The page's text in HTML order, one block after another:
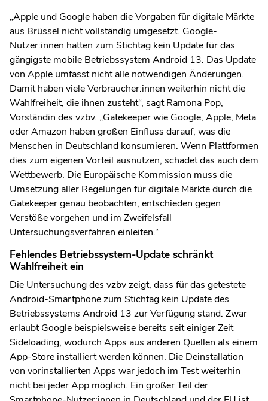
„Apple und Google haben die Vorgaben für digitale Märkte
aus Brüssel nicht vollständig umgesetzt. Google-
Nutzer:innen hatten zum Stichtag kein Update für das
gängigste mobile Betriebssystem Android 13. Das Update
von Apple umfasst nicht alle notwendigen Änderungen.
Damit haben viele Verbraucher:innen weiterhin nicht die
Wahlfreiheit, die ihnen zusteht“, sagt Ramona Pop,
Vorständin des vzbv. „Gatekeeper wie Google, Apple, Meta
oder Amazon haben großen Einfluss darauf, was die
Menschen in Deutschland konsumieren. Wenn Plattformen
dies zum eigenen Vorteil ausnutzen, schadet das auch dem
Wettbewerb. Die Europäische Kommission muss die
Umsetzung aller Regelungen für digitale Märkte durch die
Gatekeeper genau beobachten, entschieden gegen
Verstöße vorgehen und im Zweifelsfall
Untersuchungsverfahren einleiten.“
Fehlendes Betriebssystem-Update schränkt
Wahlfreiheit ein
Die Untersuchung des vzbv zeigt, dass für das getestete
Android-Smartphone zum Stichtag kein Update des
Betriebssystems Android 13 zur Verfügung stand. Zwar
erlaubt Google beispielsweise bereits seit einiger Zeit
Sideloading, wodurch Apps aus anderen Quellen als einem
App-Store installiert werden können. Die Deinstallation
von vorinstallierten Apps war jedoch im Test weiterhin
nicht bei jeder App möglich. Ein großer Teil der